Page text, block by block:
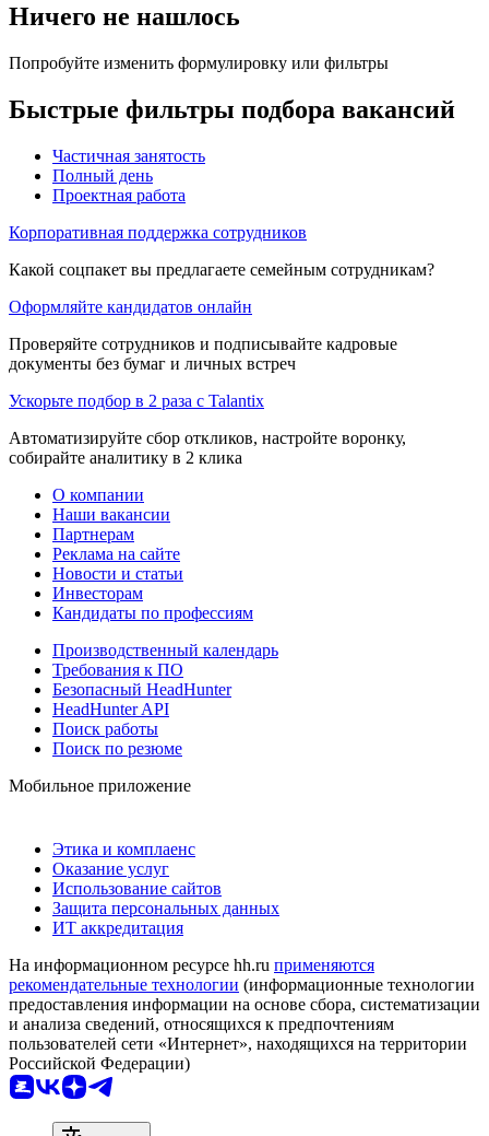
Ничего не нашлось
Попробуйте изменить формулировку или фильтры
Быстрые фильтры подбора вакансий
Частичная занятость
Полный день
Проектная работа
Корпоративная поддержка сотрудников
Какой соцпакет вы предлагаете семейным сотрудникам?
Оформляйте кандидатов онлайн
Проверяйте сотрудников и подписывайте кадровые
документы без бумаг и личных встреч
Ускорьте подбор в 2 раза с Talantix
Автоматизируйте сбор откликов, настройте воронку,
собирайте аналитику в 2 клика
О компании
Наши вакансии
Партнерам
Реклама на сайте
Новости и статьи
Инвесторам
Кандидаты по профессиям
Производственный календарь
Требования к ПО
Безопасный HeadHunter
HeadHunter API
Поиск работы
Поиск по резюме
Мобильное приложение
Этика и комплаенс
Оказание услуг
Использование сайтов
Защита персональных данных
ИТ аккредитация
На информационном ресурсе hh.ru применяются
рекомендательные технологии (информационные технологии
предоставления информации на основе сбора, систематизации
и анализа сведений, относящихся к предпочтениям
пользователей сети «Интернет», находящихся на территории
Российской Федерации)